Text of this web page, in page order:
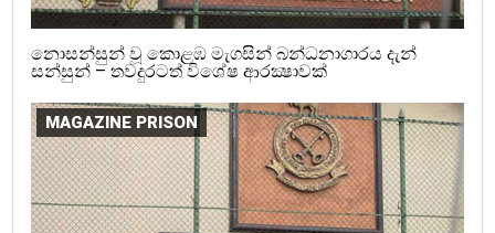
නොසන්සුන් වූ කොළඹ මැගසින් බන්ධනාගාරය දැන්
සන්සුන් – තවදුරටත් විශේෂ ආරක්‍ෂාවක්
MAGAZINE PRISON